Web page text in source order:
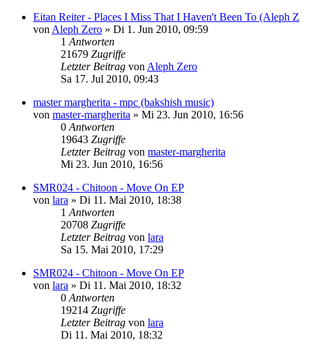
Eitan Reiter - Places I Miss That I Haven't Been To (Aleph Z
von Aleph Zero » Di 1. Jun 2010, 09:59
1 Antworten
21679 Zugriffe
Letzter Beitrag von Aleph Zero
Sa 17. Jul 2010, 09:43
master margherita - mpc (bakshish music)
von master-margherita » Mi 23. Jun 2010, 16:56
0 Antworten
19643 Zugriffe
Letzter Beitrag von master-margherita
Mi 23. Jun 2010, 16:56
SMR024 - Chitoon - Move On EP
von lara » Di 11. Mai 2010, 18:38
1 Antworten
20708 Zugriffe
Letzter Beitrag von lara
Sa 15. Mai 2010, 17:29
SMR024 - Chitoon - Move On EP
von lara » Di 11. Mai 2010, 18:32
0 Antworten
19214 Zugriffe
Letzter Beitrag von lara
Di 11. Mai 2010, 18:32